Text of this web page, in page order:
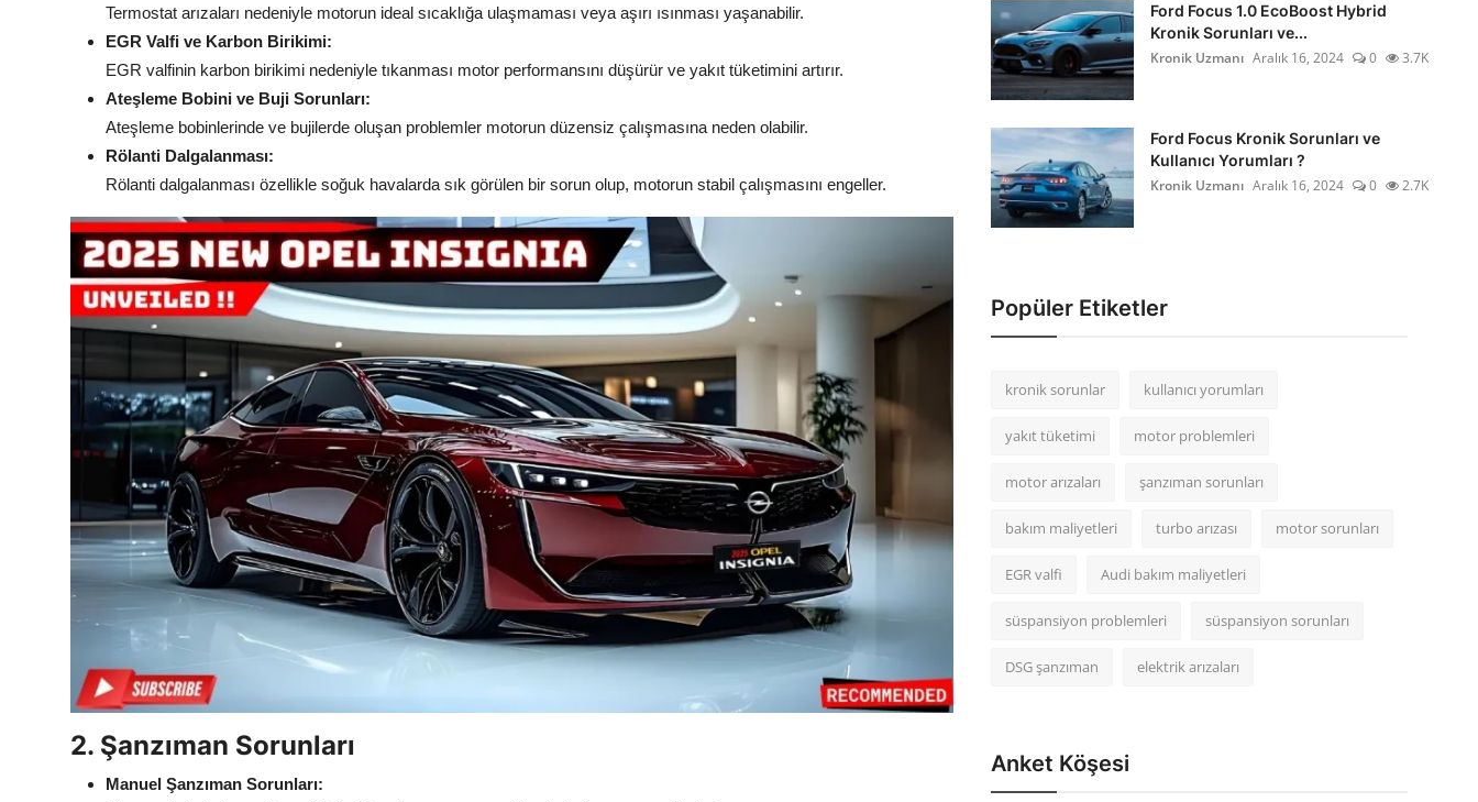
Termostat arızaları nedeniyle motorun ideal sıcaklığa ulaşmaması veya aşırı ısınması yaşanabilir.
EGR Valfi ve Karbon Birikimi:
EGR valfinin karbon birikimi nedeniyle tıkanması motor performansını düşürür ve yakıt tüketimini artırır.
Ateşleme Bobini ve Buji Sorunları:
Ateşleme bobinlerinde ve bujilerde oluşan problemler motorun düzensiz çalışmasına neden olabilir.
Rölanti Dalgalanması:
Rölanti dalgalanması özellikle soğuk havalarda sık görülen bir sorun olup, motorun stabil çalışmasını engeller.
2. Şanzıman Sorunları
Manuel Şanzıman Sorunları:
Ford Focus 1.0 EcoBoost Hybrid
Kronik Sorunları ve...
Kronik Uzmanı Aralık 16, 2024 0 3.7K
Ford Focus Kronik Sorunları ve
Kullanıcı Yorumları ?
Kronik Uzmanı Aralık 16, 2024 0 2.7K
Popüler Etiketler
kronik sorunlar kullanıcı yorumları
yakıt tüketimi motor problemleri
motor arızaları şanzıman sorunları
bakım maliyetleri turbo arızası motor sorunları
EGR valfi Audi bakım maliyetleri
süspansiyon problemleri süspansiyon sorunları
DSG şanzıman elektrik arızaları
Anket Köşesi